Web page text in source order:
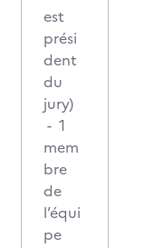
est
prési
dent
du
jury)
- 1
mem
bre
de
l’équi
pe